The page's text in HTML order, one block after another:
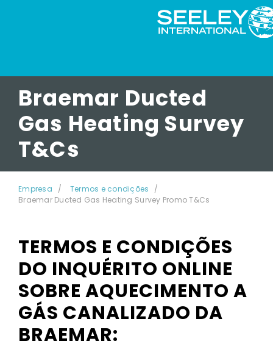
Braemar Ducted
Gas Heating Survey
T&Cs
Empresa
Termos e condições
Braemar Ducted Gas Heating Survey Promo T&Cs
TERMOS E CONDIÇÕES
DO INQUÉRITO ONLINE
SOBRE AQUECIMENTO A
GÁS CANALIZADO DA
BRAEMAR: